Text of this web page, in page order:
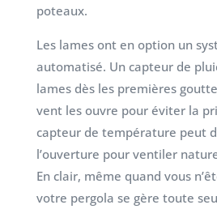
poteaux.
Les lames ont en option un
automatisé. Un capteur de
lames dès les premières
vent les ouvre pour éviter la
capteur de température peut
l’ouverture pour ventiler
En clair, même quand vous
votre pergola se gère toute